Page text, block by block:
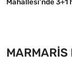
Mahallesi’nde 3+1